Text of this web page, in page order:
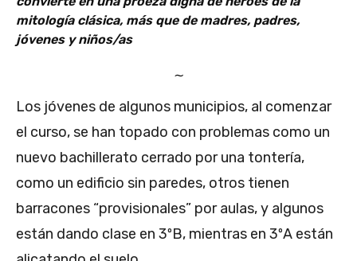
mitología clásica, más que de madres, padres,
jóvenes y niños/as
∼
Los jóvenes de algunos municipios, al comenzar
el curso, se han topado con problemas como un
nuevo bachillerato cerrado por una tontería,
como un edificio sin paredes, otros tienen
barracones “provisionales” por aulas, y algunos
están dando clase en 3ºB, mientras en 3ºA están